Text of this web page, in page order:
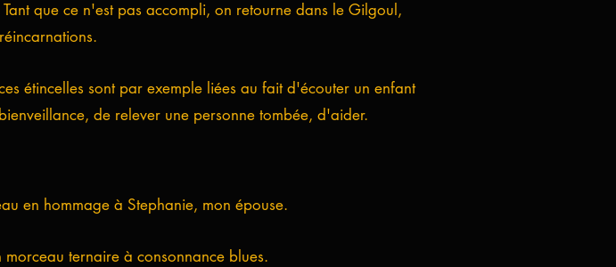
que ce n'est pas accompli, on retourne dans le Gilgoul,
étincelles sont par exemple liées au fait d'écouter un enfant
de relever une personne tombée, d'aider.
en hommage à Stephanie, mon épouse.
morceau ternaire à consonnance blues.